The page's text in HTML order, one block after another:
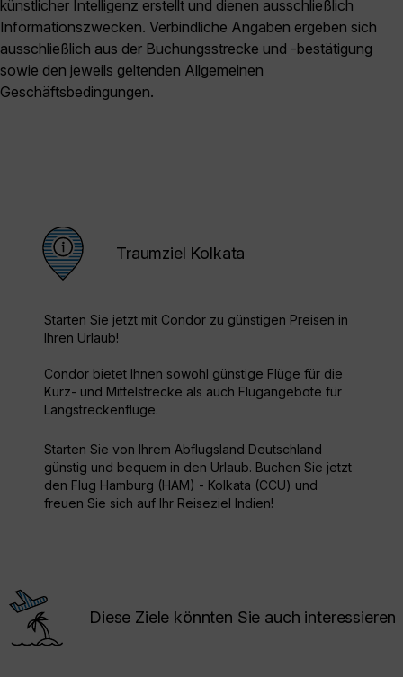
künstlicher Intelligenz erstellt und dienen ausschließlich
Informationszwecken. Verbindliche Angaben ergeben sich
ausschließlich aus der Buchungsstrecke und -bestätigung
sowie den jeweils geltenden Allgemeinen
Geschäftsbedingungen.
Traumziel Kolkata
Starten Sie jetzt mit Condor zu günstigen Preisen in
Ihren Urlaub!
Condor bietet Ihnen sowohl günstige Flüge für die
Kurz- und Mittelstrecke als auch Flugangebote für
Langstreckenflüge.
Starten Sie von Ihrem Abflugsland Deutschland
günstig und bequem in den Urlaub. Buchen Sie jetzt
den Flug Hamburg (HAM) - Kolkata (CCU) und
freuen Sie sich auf Ihr Reiseziel Indien!
Diese Ziele könnten Sie auch interessieren